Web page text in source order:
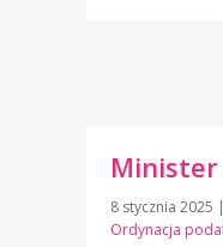
Minister
8 stycznia 2025 |
Ordynacja